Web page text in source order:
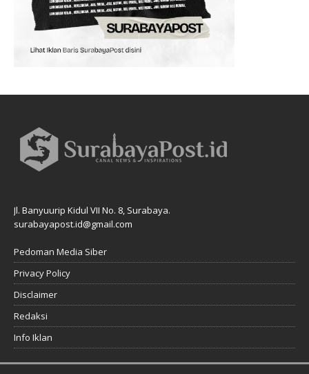
Jl. Banyuurip Kidul VII No. 8, Surabaya.
surabayapost.id@gmail.com
Pedoman Media Siber
Privacy Policy
Disclaimer
Redaksi
Info Iklan